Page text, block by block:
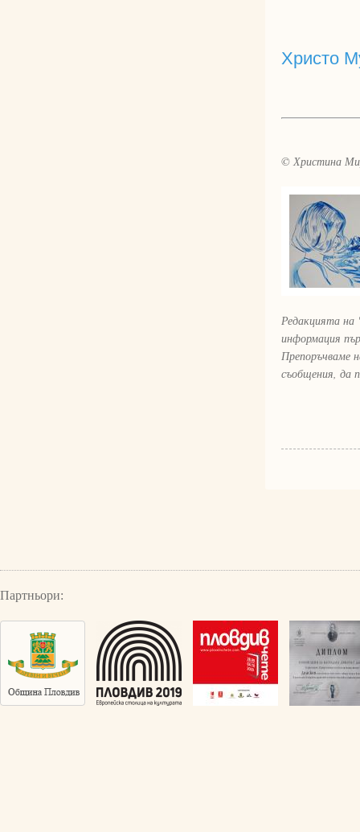
Христо
© Христина
Редакцията на
информация
Препоръчваме
съобщения, да
Партньори: